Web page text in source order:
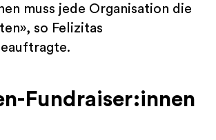
muss jede Organisation die
so Felizitas
Fundraiser:innen